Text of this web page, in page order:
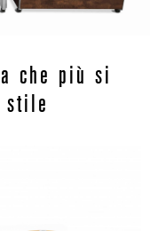
che più si
stile